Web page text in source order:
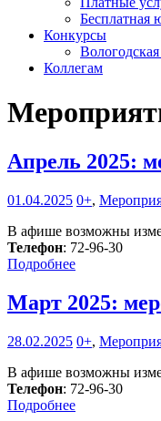
Бесплатная
Конкурсы
Коллегам
Апрель 2025:
01.04.2025 0+,
В афише возможны
Телефон: 72-96-30
Подробнее
Март 2025:
28.02.2025 0+,
В афише возможны
Телефон: 72-96-30
Подробнее